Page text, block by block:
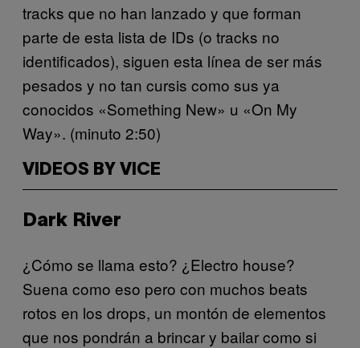
tracks que no han lanzado y que forman
parte de esta lista de IDs (o tracks no
identificados), siguen esta línea de ser más
pesados y no tan cursis como sus ya
conocidos «Something New» u «On My
Way». (minuto 2:50)
VIDEOS BY VICE
Dark River
¿Cómo se llama esto? ¿Electro house?
Suena como eso pero con muchos beats
rotos en los drops, un montón de elementos
que nos pondrán a brincar y bailar como si